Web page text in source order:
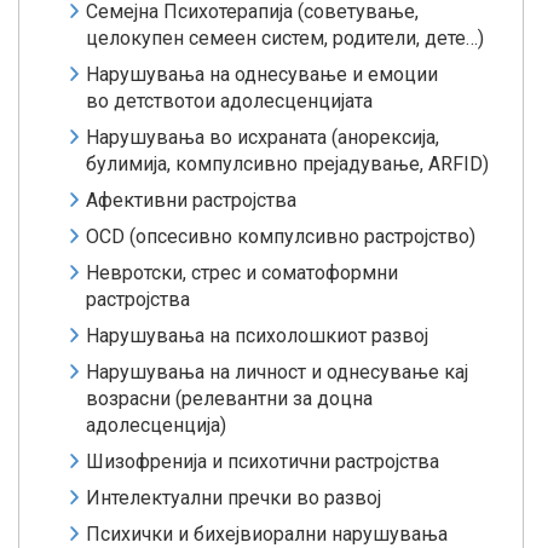
Семејна Психотерапија (советување,
целокупен семеен систем, родители, дете…)
Нарушувања на однесување и емоции
во детствотои адолесценцијата
Нарушувања во исхраната (анорексија,
булимија, компулсивно прејадување, ARFID)
Афективни растројства
OCD (опсесивно компулсивно растројство)
Невротски, стрес и соматоформни
растројства
Нарушувања на психолошкиот развој
Нарушувања на личност и однесување кај
возрасни (релевантни за доцна
адолесценција)
Шизофренија и психотични растројства
Интелектуални пречки во развој
Психички и бихејвиорални нарушувања